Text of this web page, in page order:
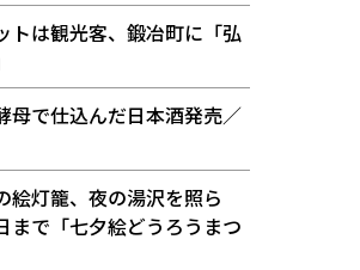
トは観光客、鍛冶町に「弘
母で仕込んだ日本酒発売／
絵灯籠、夜の湯沢を照ら
で「七夕絵どうろうまつ